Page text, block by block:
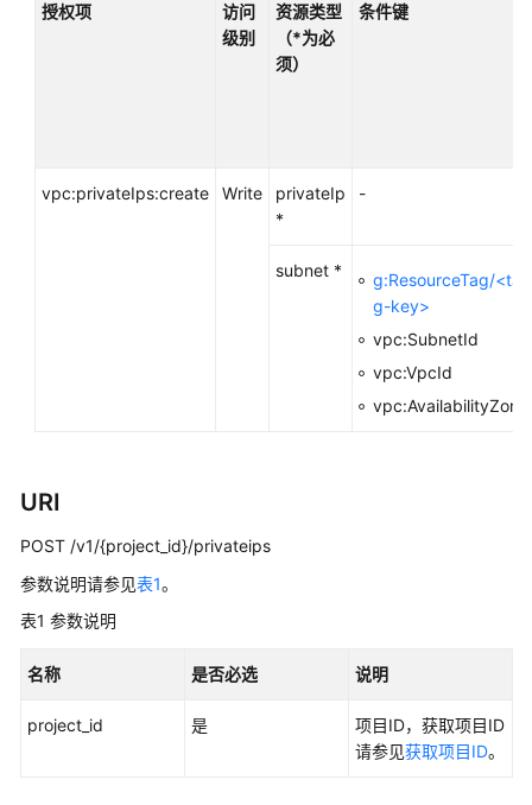
最
考
何
调
API
授权项
访问
级别
资源类型
（*为必
须）
条件键
vpc:privateIps:create Write
privateIp
*
-
subnet *
g:ResourceTag/<ta
g-key>
vpc:SubnetId
vpc:VpcId
vpc:AvailabilityZone
URI
POST /v1/{project_id}/privateips
参数说明请参见表1。
表1 参数说明
名称 是否必选 说明
project_id 是
项目ID，获取项目ID
请参见获取项目ID。